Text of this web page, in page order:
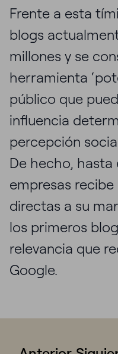
Frente a esta
blogs
millones y se
herramienta
público que
influencia
percepción
De hecho, hasta
empresas
directas a su
los primeros
relevancia que
Google.